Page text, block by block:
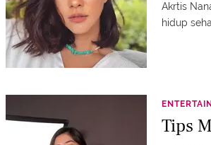
Akrtis
hidup
Tips